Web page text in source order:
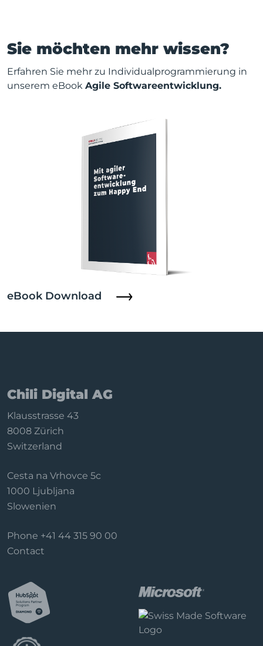
Sie möchten mehr wissen?
Erfahren Sie mehr zu Individualprogrammierung in
unserem eBook Agile Softwareentwicklung.
eBook Download
Chili Digital AG
Klausstrasse 43
8008 Zürich
Switzerland
Cesta na Vrhovce 5c
1000 Ljubljana
Slowenien
Phone +41 44 315 90 00
Contact